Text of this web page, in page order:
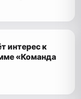
интерес к
«Команда